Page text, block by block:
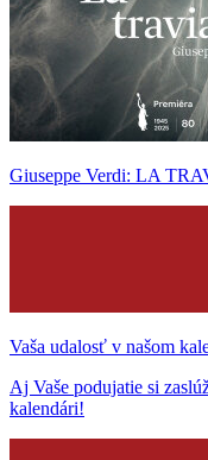
Giuseppe Verdi: LA
Vaša udalosť v našom
Aj Vaše podujatie si
kalendári!